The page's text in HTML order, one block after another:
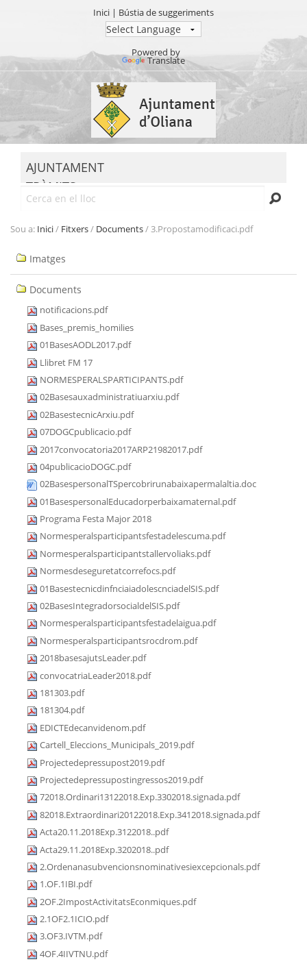
Inici | Bústia de suggeriments
Powered by
Translate
contingut.
Salta
AJUNTAMENT
TRÀMITS
SEU ELECTRÒNICA
TRANSPARÈNCIA
Sou a: Inici/ Fitxers/ Documents/3.Propostamodificaci.pdf
Navegació
Imatges
Documents
notificacions.pdf
Bases_premis_homilies
01BasesAODL2017.pdf
Llibret FM 17
NORMESPERALSPARTICIPANTS.pdf
02Basesauxadministratiuarxiu.pdf
02BasestecnicArxiu.pdf
07DOGCpublicacio.pdf
2017convocatoria2017ARP21982017.pdf
04publicacioDOGC.pdf
02BasespersonalTSpercobrirunabaixapermalaltia.doc
01BasespersonalEducadorperbaixamaternal.pdf
Programa Festa Major 2018
Normesperalsparticipantsfestadelescuma.pdf
Normesperalsparticipantstallervoliaks.pdf
Normesdeseguretatcorrefocs.pdf
01BasestecnicdinfnciaiadolescnciadelSIS.pdf
02BasesIntegradorsocialdelSIS.pdf
Normesperalsparticipantsfestadelaigua.pdf
Normesperalsparticipantsrocdrom.pdf
2018basesajutsLeader.pdf
convocatriaLeader2018.pdf
181303.pdf
181304.pdf
EDICTEdecanvidenom.pdf
Cartell_Eleccions_Municipals_2019.pdf
Projectedepressupost2019.pdf
Projectedepressupostingressos2019.pdf
72018.Ordinari13122018.Exp.3302018.signada.pdf
82018.Extraordinari20122018.Exp.3412018.signada.pdf
Acta20.11.2018Exp.3122018..pdf
Acta29.11.2018Exp.3202018..pdf
2.Ordenanasubvencionsnominativesiexcepcionals.pdf
1.OF.1IBI.pdf
2OF.2ImpostActivitatsEconmiques.pdf
2.1OF2.1ICIO.pdf
3.OF3.IVTM.pdf
4OF.4IIVTNU.pdf